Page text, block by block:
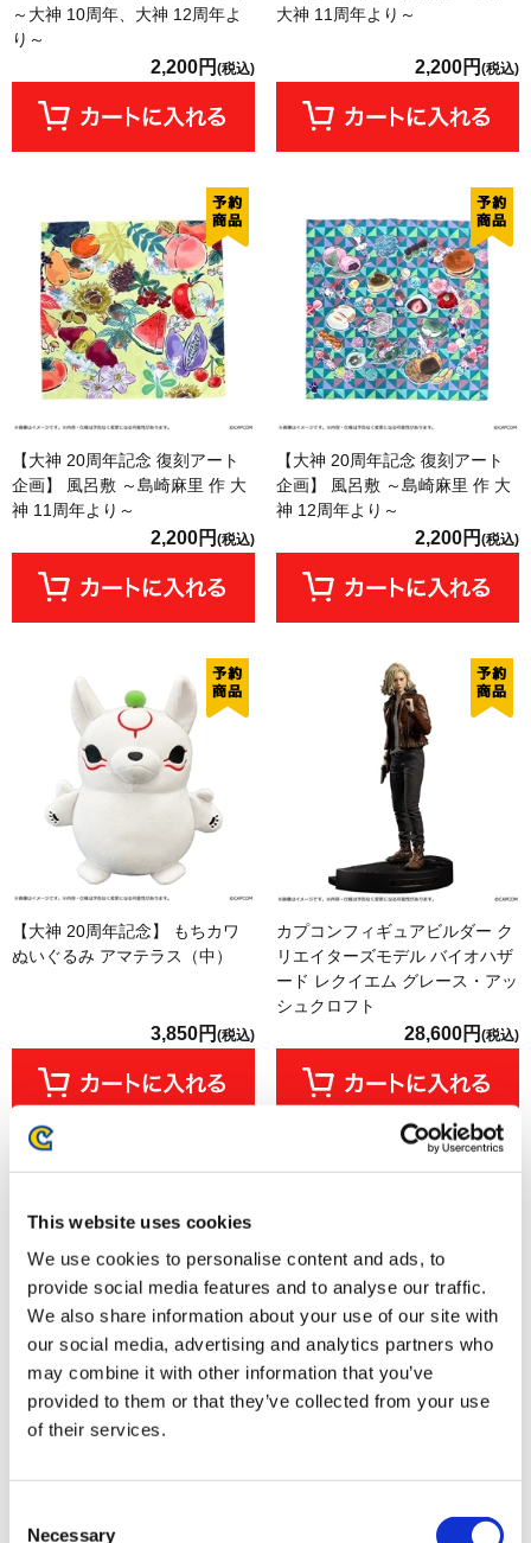
This website uses cookies
We use cookies to personalise content and ads, to
provide social media features and to analyse our traffic.
We also share information about your use of our site with
our social media, advertising and analytics partners who
may combine it with other information that you’ve
provided to them or that they’ve collected from your use
of their services.
Necessary
～大神 10周年、大神 12周年よ
り～
2,200円 (税込)
大神 11周年より～
2,200円 (税込)
【大神 20周年記念 復刻アート
企画】 風呂敷 ～島崎麻里 作 大
神 11周年より～
2,200円 (税込)
【大神 20周年記念 復刻アート
企画】 風呂敷 ～島崎麻里 作 大
神 12周年より～
2,200円 (税込)
【大神 20周年記念】 もちカワ
ぬいぐるみ アマテラス（中）
3,850円 (税込)
カプコンフィギュアビルダー ク
リエイターズモデル バイオハザ
ード レクイエム グレース・アッ
シュクロフト
28,600円 (税込)
カプコンフィギュアビルダー
アクルス 【復刻版】